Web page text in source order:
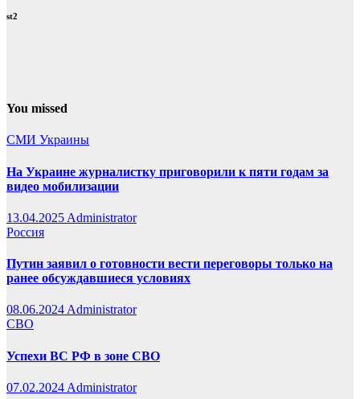
st2
You missed
СМИ Украины
На Украине журналистку приговорили к пяти годам за
видео мобилизации
13.04.2025 Administrator
Россия
Путин заявил о готовности вести переговоры только на
ранее обсуждавшиеся условиях
08.06.2024 Administrator
СВО
Успехи ВС РФ в зоне СВО
07.02.2024 Administrator